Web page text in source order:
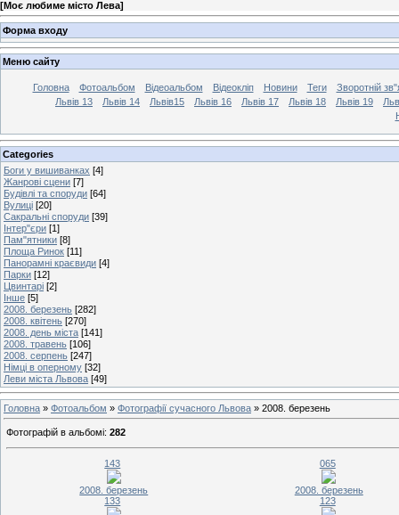
[Моє любиме місто Лева]
Форма входу
Меню сайту
Головна Фотоальбом Відеоальбом Відеокліп Новини Теги
Зворотній
Львів 13
Львів 14 Львів15 Львів 16 Львів 17 Львів 18 Львів 19
Categories
Боги у вишиванках [4]
Жанрові сцени [7]
Будівлі та споруди [64]
Вулиці [20]
Сакральні споруди [39]
Інтер"єри [1]
Пам"ятники [8]
Площа Ринок [11]
Панорамні краєвиди [4]
Парки [12]
Цвинтарі [2]
Інше [5]
2008. березень [282]
2008. квітень [270]
2008. день міста [141]
2008. травень [106]
2008. серпень [247]
Німці в оперному [32]
Леви міста Львова [49]
Головна » Фотоальбом » Фотографії сучасного Львова » 2008. березень
Фотографій в альбомі: 282
143
2008. березень
065
2008. березень
133
123